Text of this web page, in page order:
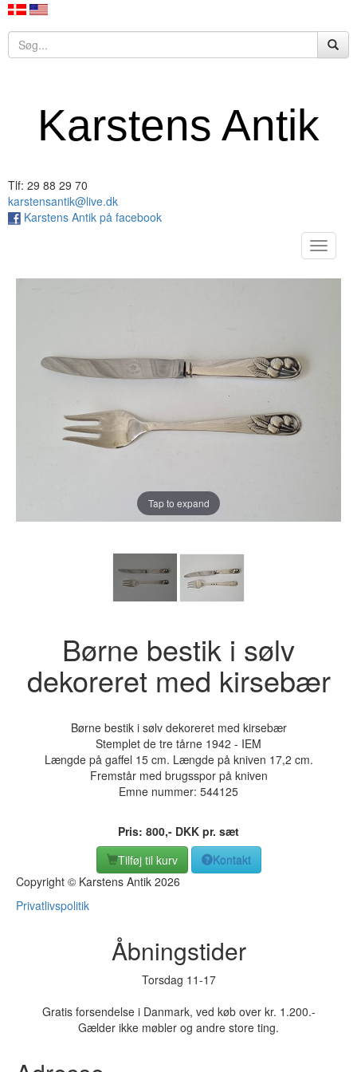
Karstens Antik
Tlf: 29 88 29 70
karstensantik@live.dk
Karstens Antik på facebook
Toggle
Tap to expand
Børne bestik i sølv
dekoreret med kirsebær
Børne bestik i sølv dekoreret med kirsebær
Stemplet de tre tårne 1942 - IEM
Længde på gaffel 15 cm. Længde på kniven 17,2 cm.
Fremstår med brugsspor på kniven
Emne nummer: 544125
Pris: 800,- DKK pr. sæt
Tilføj til kurv
Kontakt
Copyright © Karstens Antik 2026
Privatlivspolitik
Åbningstider
Torsdag 11-17
Gratis forsendelse i Danmark, ved køb over kr. 1.200.-
Gælder ikke møbler og andre store ting.